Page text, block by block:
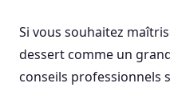
Si vous souhaitez
dessert comme un
conseils professionnels